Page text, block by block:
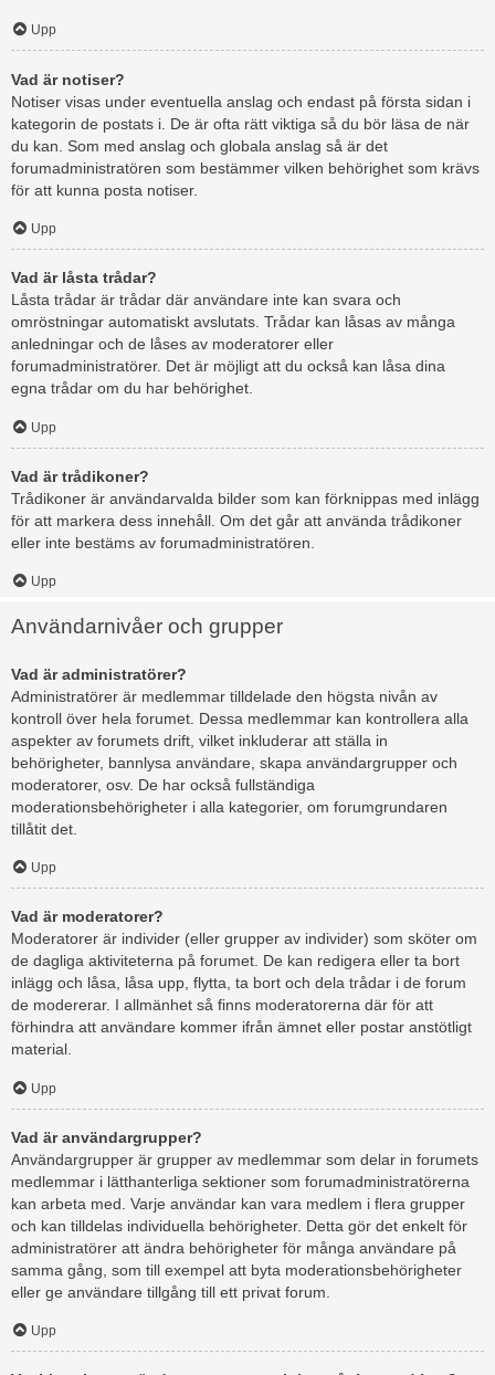
Upp
Vad är notiser?
Notiser visas under eventuella anslag och endast på första sidan i
kategorin de postats i. De är ofta rätt viktiga så du bör läsa de när
du kan. Som med anslag och globala anslag så är det
forumadministratören som bestämmer vilken behörighet som krävs
för att kunna posta notiser.
Upp
Vad är låsta trådar?
Låsta trådar är trådar där användare inte kan svara och
omröstningar automatiskt avslutats. Trådar kan låsas av många
anledningar och de låses av moderatorer eller
forumadministratörer. Det är möjligt att du också kan låsa dina
egna trådar om du har behörighet.
Upp
Vad är trådikoner?
Trådikoner är användarvalda bilder som kan förknippas med inlägg
för att markera dess innehåll. Om det går att använda trådikoner
eller inte bestäms av forumadministratören.
Upp
Användarnivåer och grupper
Vad är administratörer?
Administratörer är medlemmar tilldelade den högsta nivån av
kontroll över hela forumet. Dessa medlemmar kan kontrollera alla
aspekter av forumets drift, vilket inkluderar att ställa in
behörigheter, bannlysa användare, skapa användargrupper och
moderatorer, osv. De har också fullständiga
moderationsbehörigheter i alla kategorier, om forumgrundaren
tillåtit det.
Upp
Vad är moderatorer?
Moderatorer är individer (eller grupper av individer) som sköter om
de dagliga aktiviteterna på forumet. De kan redigera eller ta bort
inlägg och låsa, låsa upp, flytta, ta bort och dela trådar i de forum
de modererar. I allmänhet så finns moderatorerna där för att
förhindra att användare kommer ifrån ämnet eller postar anstötligt
material.
Upp
Vad är användargrupper?
Användargrupper är grupper av medlemmar som delar in forumets
medlemmar i lätthanterliga sektioner som forumadministratörerna
kan arbeta med. Varje användar kan vara medlem i flera grupper
och kan tilldelas individuella behörigheter. Detta gör det enkelt för
administratörer att ändra behörigheter för många användare på
samma gång, som till exempel att byta moderationsbehörigheter
eller ge användare tillgång till ett privat forum.
Upp